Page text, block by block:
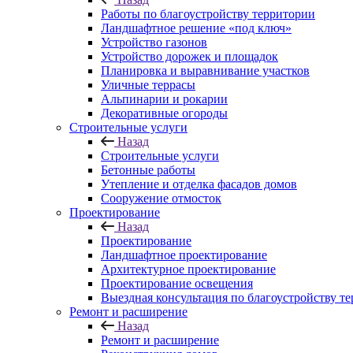
Работы по благоустройству территории
Ландшафтное решение «под ключ»
Устройство газонов
Устройство дорожек и площадок
Планировка и выравнивание участков
Уличные террасы
Альпинарии и рокарии
Декоративные огороды
Строительные услуги
Назад
Строительные услуги
Бетонные работы
Утепление и отделка фасадов домов
Сооружение отмосток
Проектирование
Назад
Проектирование
Ландшафтное проектирование
Архитектурное проектирование
Проектирование освещения
Выездная консультация по благоустройству
Ремонт и расширение
Назад
Ремонт и расширение